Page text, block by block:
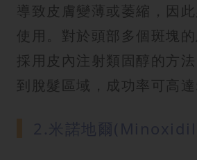
導致皮膚變薄或萎縮，因
使用。對於頭部多個斑塊
採用皮內注射類固醇的方
到脫髮區域，成功率可高達